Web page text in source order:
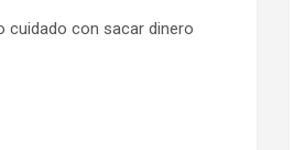
cuidado con sacar dinero